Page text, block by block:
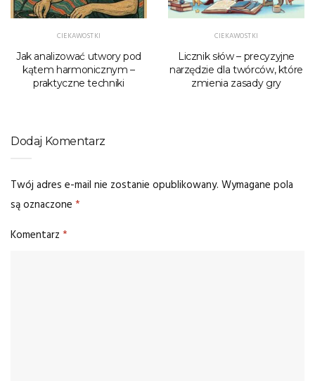
CIEKAWOSTKI
Jak analizować utwory pod
kątem harmonicznym –
praktyczne techniki
CIEKAWOSTKI
Licznik słów – precyzyjne
narzędzie dla twórców, które
zmienia zasady gry
Dodaj Komentarz
Twój adres e-mail nie zostanie opublikowany. Wymagane pola
są oznaczone *
Komentarz *